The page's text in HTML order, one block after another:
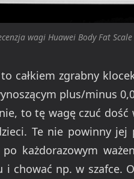
wagi Huawei Body Fat
całkiem zgrabny
plus/minus
to tę wagę czuć
Te nie powinny jej
każdorazowym
chować np. w szafce.